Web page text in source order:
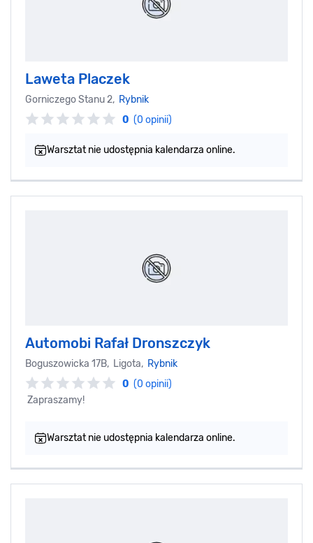
Laweta Placzek
Gorniczego Stanu 2, Rybnik
0 (0 opinii)
Warsztat nie udostępnia kalendarza online.
Automobi Rafał Dronszczyk
Boguszowicka 17B, Ligota, Rybnik
0 (0 opinii)
Zapraszamy!
Warsztat nie udostępnia kalendarza online.